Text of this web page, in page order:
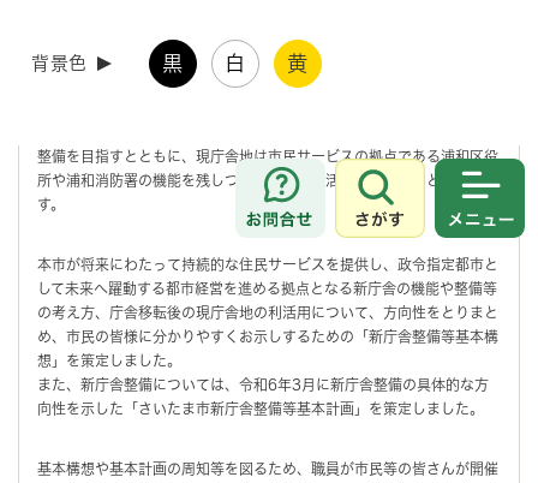
背景色 黒 白 黄
お問合せ
さがす
出前講座を実施しています！
整備を目指すとともに、現庁舎地は市民サービスの拠点である浦和区役
所や浦和消防署の機能を残しつつ、新たな利活用を図ることとしていま
す。
本市が将来にわたって持続的な住民サービスを提供し、政令指定都市と
して未来へ躍動する都市経営を進める拠点となる新庁舎の機能や整備等
の考え方、庁舎移転後の現庁舎地の利活用について、方向性をとりまと
め、市民の皆様に分かりやすくお示しするための「新庁舎整備等基本構
想」を策定しました。
また、新庁舎整備については、令和6年3月に新庁舎整備の具体的な方
向性を示した「さいたま市新庁舎整備等基本計画」を策定しました。
基本構想や基本計画の周知等を図るため、職員が市民等の皆さんが開催